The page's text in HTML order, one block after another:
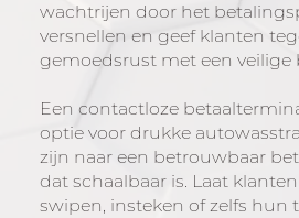
wachtrijen door het
versnellen en geef klanten
gemoedsrust met een veilige
Een contactloze
optie voor drukke
zijn naar een betrouwbaar
dat schaalbaar is. Laat
swipen, insteken of zelfs hun